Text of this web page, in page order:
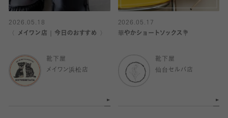
2026.05.18
〈 メイワン店｜今日のおすすめ 〉
靴下屋
メイワン浜松店
2026.05.17
華やかショートソックス💐
靴下屋
仙台セルバ店